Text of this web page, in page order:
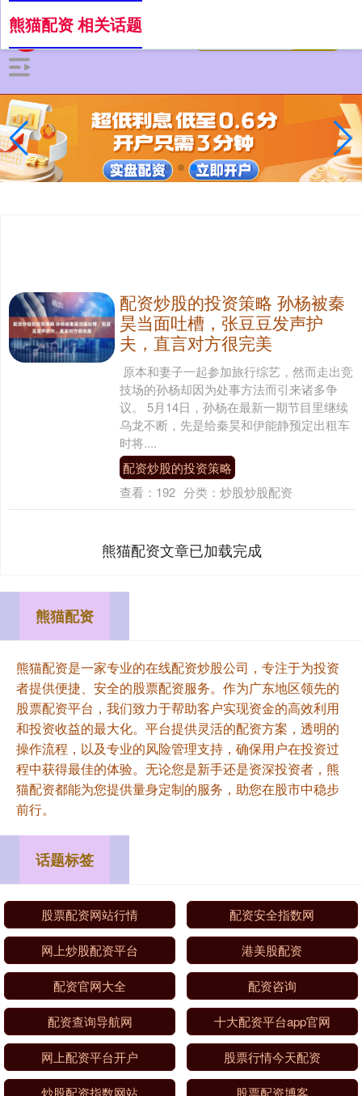
熊猫配资 相关话题
配资炒股的投资策略 孙杨被秦
昊当面吐槽，张豆豆发声护
夫，直言对方很完美
原本和妻子一起参加旅行综艺，然而走出竞
技场的孙杨却因为处事方法而引来诸多争
议。 5月14日，孙杨在最新一期节目里继续
乌龙不断，先是给秦昊和伊能静预定出租车
时将....
配资炒股的投资策略
查看： 192 分类： 炒股炒股配资
熊猫配资文章已加载完成
熊猫配资
熊猫配资是一家专业的在线配资炒股公司，专注于为投资
者提供便捷、安全的股票配资服务。作为广东地区领先的
股票配资平台，我们致力于帮助客户实现资金的高效利用
和投资收益的最大化。平台提供灵活的配资方案，透明的
操作流程，以及专业的风险管理支持，确保用户在投资过
程中获得最佳的体验。无论您是新手还是资深投资者，熊
猫配资都能为您提供量身定制的服务，助您在股市中稳步
前行。
话题标签
股票配资网站行情 配资安全指数网
网上炒股配资平台 港美股配资
配资官网大全 配资咨询
配资查询导航网 十大配资平台app官网
网上配资平台开户 股票行情今天配资